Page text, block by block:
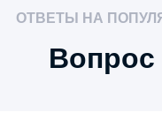
ОТВЕТЫ НА
Вопрос